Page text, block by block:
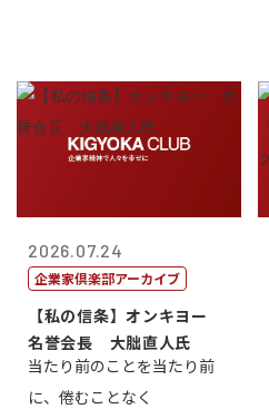
2026.07.24
企業家倶楽部アーカイブ
【私の信条】オンキヨー
名誉会長 大朏直人氏
当たり前のことを当たり前
に、倦むことなく